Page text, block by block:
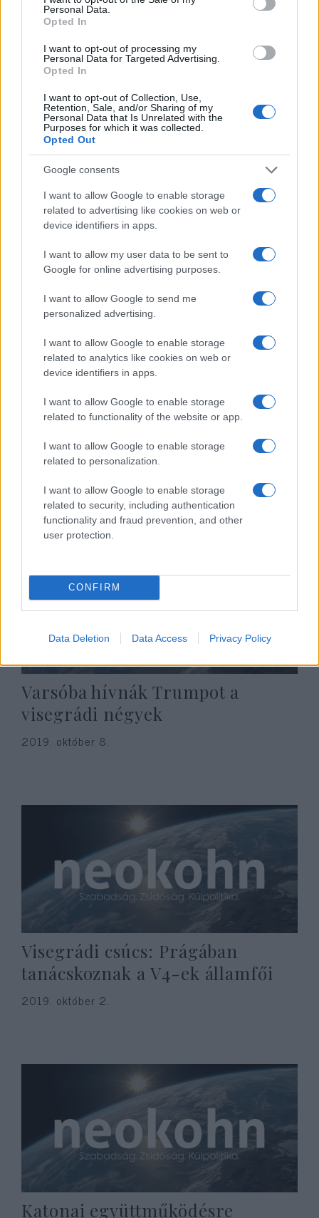
Personal Data.
Opted In
I want to opt-out of processing my
Personal Data for Targeted Advertising.
Opted In
I want to opt-out of Collection, Use,
Retention, Sale, and/or Sharing of my
Personal Data that Is Unrelated with the
Purposes for which it was collected.
Opted Out
Google consents
I want to allow Google to enable storage
related to advertising like cookies on web or
device identifiers in apps.
I want to allow my user data to be sent to
Google for online advertising purposes.
I want to allow Google to send me
personalized advertising.
I want to allow Google to enable storage
related to analytics like cookies on web or
device identifiers in apps.
I want to allow Google to enable storage
related to functionality of the website or app.
I want to allow Google to enable storage
related to personalization.
I want to allow Google to enable storage
related to security, including authentication
functionality and fraud prevention, and other
user protection.
CONFIRM
Data Deletion Data Access Privacy Policy
Orbán is támogatja az európai
határkontrollok enyhítését
2020. május 19.
partnere Magyarországnak
Varsóba hívnák Trumpot a
visegrádi négyek
2019. október 8.
Visegrádi csúcs: Prágában
tanácskoznak a V4-ek államfői
2019. október 2.
Katonai együttműködésre